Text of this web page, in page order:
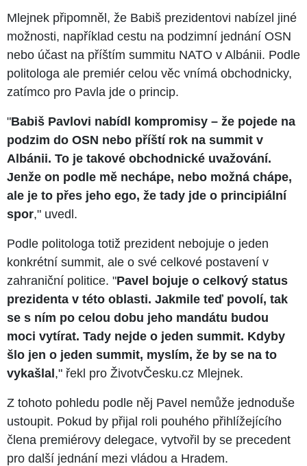
Mlejnek připomněl, že Babiš prezidentovi nabízel jiné
možnosti, například cestu na podzimní jednání OSN
nebo účast na příštím summitu NATO v Albánii. Podle
politologa ale premiér celou věc vnímá obchodnicky,
zatímco pro Pavla jde o princip.
"Babiš Pavlovi nabídl kompromisy – že pojede na
podzim do OSN nebo příští rok na summit v
Albánii. To je takové obchodnické uvažování.
Jenže on podle mě nechápe, nebo možná chápe,
ale je to přes jeho ego, že tady jde o principiální
spor," uvedl.
Podle politologa totiž prezident nebojuje o jeden
konkrétní summit, ale o své celkové postavení v
zahraniční politice. "Pavel bojuje o celkový status
prezidenta v této oblasti. Jakmile teď povolí, tak
se s ním po celou dobu jeho mandátu budou
moci vytírat. Tady nejde o jeden summit. Kdyby
šlo jen o jeden summit, myslím, že by se na to
vykašlal," řekl pro ŽivotvČesku.cz Mlejnek.
Z tohoto pohledu podle něj Pavel nemůže jednoduše
ustoupit. Pokud by přijal roli pouhého přihlížejícího
člena premiérovy delegace, vytvořil by se precedent
pro další jednání mezi vládou a Hradem.